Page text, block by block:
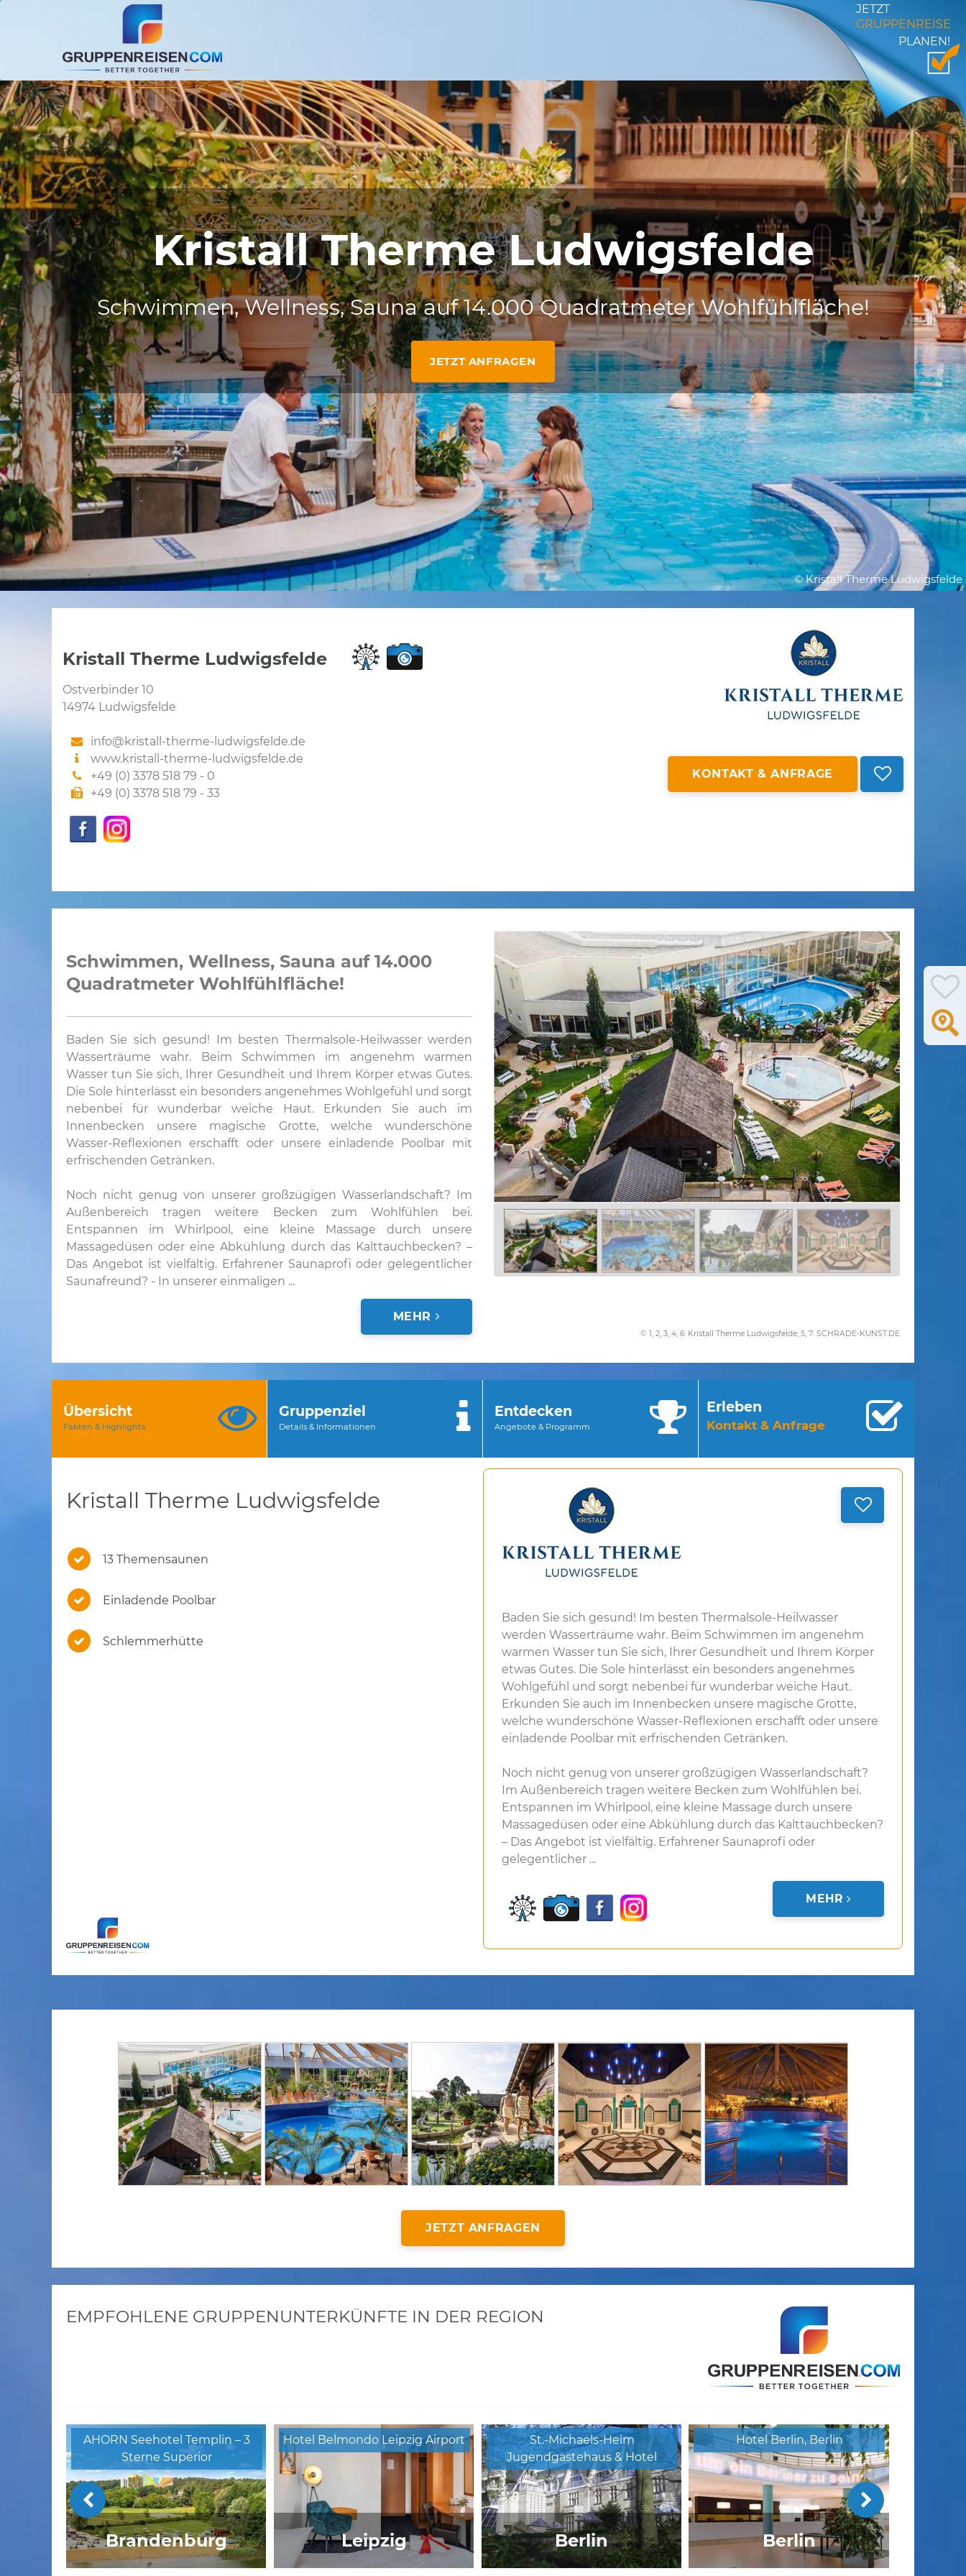
JETZT
GRUPPENREISE
PLANEN!
Kristall Therme Ludwigsfelde
Schwimmen, Wellness, Sauna auf 14.000 Quadratmeter Wohlfühlfläche!
JETZT ANFRAGEN
© Kristall Therme Ludwigsfelde
Kristall Therme Ludwigsfelde
Ostverbinder 10
14974 Ludwigsfelde
info@kristall-therme-ludwigsfelde.de
www.kristall-therme-ludwigsfelde.de
+49 (0) 3378 518 79 - 0
+49 (0) 3378 518 79 - 33
KONTAKT & ANFRAGE
Schwimmen, Wellness, Sauna auf 14.000
Quadratmeter Wohlfühlfläche!
Baden Sie sich gesund! Im besten Thermalsole-Heilwasser werden
Wasserträume wahr. Beim Schwimmen im angenehm warmen
Wasser tun Sie sich, Ihrer Gesundheit und Ihrem Körper etwas Gutes.
Die Sole hinterlässt ein besonders angenehmes Wohlgefühl und sorgt
nebenbei für wunderbar weiche Haut. Erkunden Sie auch im
Innenbecken unsere magische Grotte, welche wunderschöne
Wasser-Reflexionen erschafft oder unsere einladende Poolbar mit
erfrischenden Getränken.
Noch nicht genug von unserer großzügigen Wasserlandschaft? Im
Außenbereich tragen weitere Becken zum Wohlfühlen bei.
Entspannen im Whirlpool, eine kleine Massage durch unsere
Massagedüsen oder eine Abkühlung durch das Kalttauchbecken? –
Das Angebot ist vielfältig. Erfahrener Saunaprofi oder gelegentlicher
Saunafreund? - In unserer einmaligen ...
MEHR
© 1, 2, 3, 4, 6: Kristall Therme Ludwigsfelde; 5, 7: SCHRADE-KUNST.DE
Übersicht
Fakten & Highlights
Gruppenziel
Details & Informationen
Entdecken
Angebote & Programm
Erleben
Kontakt & Anfrage
Kristall Therme Ludwigsfelde
13 Themensaunen
Einladende Poolbar
Schlemmerhütte
Baden Sie sich gesund! Im besten Thermalsole-Heilwasser
werden Wasserträume wahr. Beim Schwimmen im angenehm
warmen Wasser tun Sie sich, Ihrer Gesundheit und Ihrem Körper
etwas Gutes. Die Sole hinterlässt ein besonders angenehmes
Wohlgefühl und sorgt nebenbei für wunderbar weiche Haut.
Erkunden Sie auch im Innenbecken unsere magische Grotte,
welche wunderschöne Wasser-Reflexionen erschafft oder unsere
einladende Poolbar mit erfrischenden Getränken.
Noch nicht genug von unserer großzügigen Wasserlandschaft?
Im Außenbereich tragen weitere Becken zum Wohlfühlen bei.
Entspannen im Whirlpool, eine kleine Massage durch unsere
Massagedüsen oder eine Abkühlung durch das Kalttauchbecken?
– Das Angebot ist vielfältig. Erfahrener Saunaprofi oder
gelegentlicher ...
MEHR
JETZT ANFRAGEN
EMPFOHLENE GRUPPENUNTERKÜNFTE IN DER REGION
AHORN Seehotel Templin – 3
Sterne Superior
Brandenburg
Hotel Belmondo Leipzig Airport
Leipzig
St.-Michaels-Heim
Jugendgästehaus & Hotel
Berlin
Hotel Berlin, Berlin
Berlin